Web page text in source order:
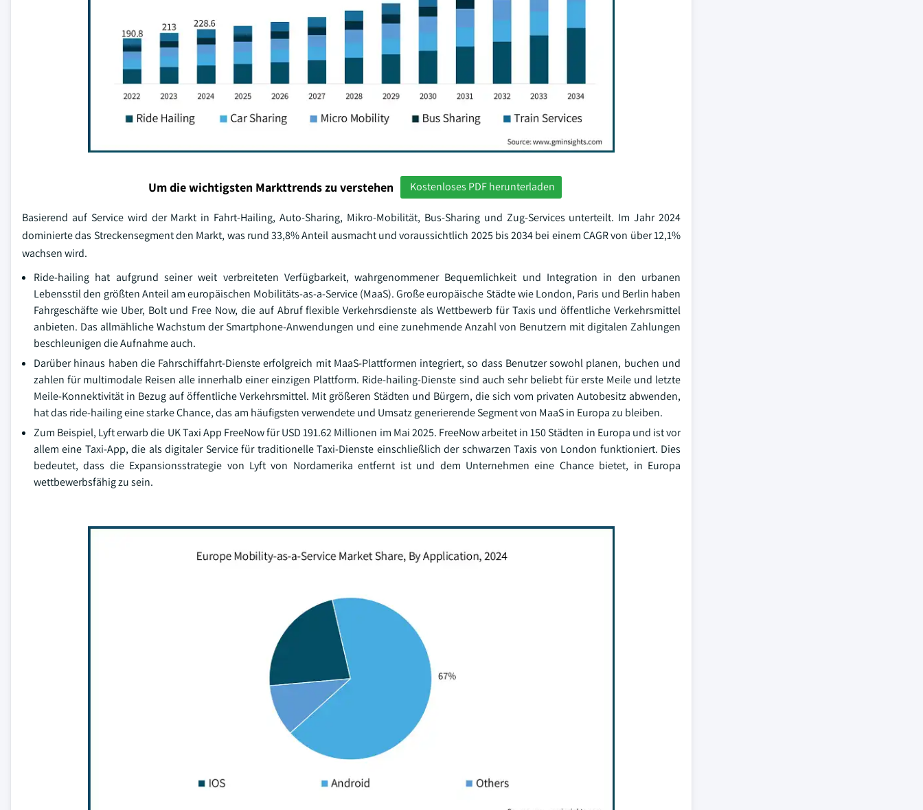
Um die wichtigsten Markttrends zu verstehen Kostenloses PDF herunterladen
Basierend auf Service wird der Markt in Fahrt-Hailing, Auto-Sharing, Mikro-Mobilität, Bus-Sharing und Zug-Services unterteilt. Im Jahr 2024
dominierte das Streckensegment den Markt, was rund 33,8% Anteil ausmacht und voraussichtlich 2025 bis 2034 bei einem CAGR von über 12,1%
wachsen wird.
Ride-hailing hat aufgrund seiner weit verbreiteten Verfügbarkeit, wahrgenommener Bequemlichkeit und Integration in den urbanen
Lebensstil den größten Anteil am europäischen Mobilitäts-as-a-Service (MaaS). Große europäische Städte wie London, Paris und Berlin haben
Fahrgeschäfte wie Uber, Bolt und Free Now, die auf Abruf flexible Verkehrsdienste als Wettbewerb für Taxis und öffentliche Verkehrsmittel
anbieten. Das allmähliche Wachstum der Smartphone-Anwendungen und eine zunehmende Anzahl von Benutzern mit digitalen Zahlungen
beschleunigen die Aufnahme auch.
Darüber hinaus haben die Fahrschiffahrt-Dienste erfolgreich mit MaaS-Plattformen integriert, so dass Benutzer sowohl planen, buchen und
zahlen für multimodale Reisen alle innerhalb einer einzigen Plattform. Ride-hailing-Dienste sind auch sehr beliebt für erste Meile und letzte
Meile-Konnektivität in Bezug auf öffentliche Verkehrsmittel. Mit größeren Städten und Bürgern, die sich vom privaten Autobesitz abwenden,
hat das ride-hailing eine starke Chance, das am häufigsten verwendete und Umsatz generierende Segment von MaaS in Europa zu bleiben.
Zum Beispiel, Lyft erwarb die UK Taxi App FreeNow für USD 191.62 Millionen im Mai 2025. FreeNow arbeitet in 150 Städten in Europa und ist vor
allem eine Taxi-App, die als digitaler Service für traditionelle Taxi-Dienste einschließlich der schwarzen Taxis von London funktioniert. Dies
bedeutet, dass die Expansionsstrategie von Lyft von Nordamerika entfernt ist und dem Unternehmen eine Chance bietet, in Europa
wettbewerbsfähig zu sein.